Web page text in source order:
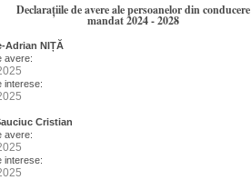
Declarațiile de avere ale persoanelor din conducere
mandat 2024 - 2028
Adrian NIȚĂ
avere:
Cristian
avere: